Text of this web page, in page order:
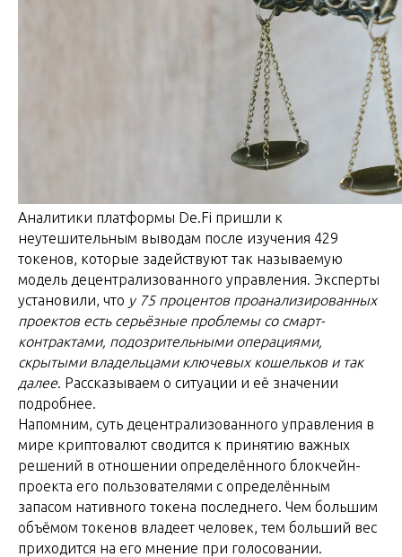
Аналитики платформы De.Fi пришли к
неутешительным выводам после изучения 429
токенов, которые задействуют так называемую
модель децентрализованного управления. Эксперты
установили, что у 75 процентов проанализированных
проектов есть серьёзные проблемы со смарт-
контрактами, подозрительными операциями,
скрытыми владельцами ключевых кошельков и так
далее. Рассказываем о ситуации и её значении
подробнее.
Напомним, суть децентрализованного управления в
мире криптовалют сводится к принятию важных
решений в отношении определённого блокчейн-
проекта его пользователями с определённым
запасом нативного токена последнего. Чем большим
объёмом токенов владеет человек, тем больший вес
приходится на его мнение при голосовании.